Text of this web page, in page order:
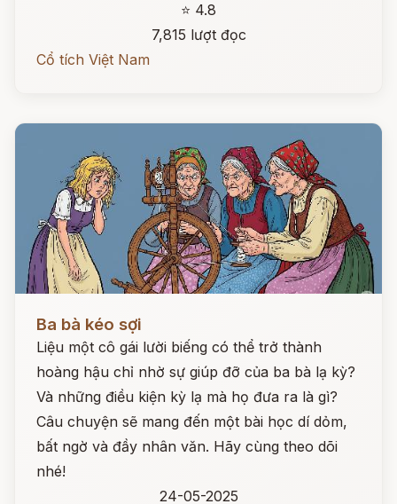
⭐ 4.8
7,815 lượt đọc
Cổ tích Việt Nam
Ba bà kéo sợi
Liệu một cô gái lười biếng có thể trở thành
hoàng hậu chỉ nhờ sự giúp đỡ của ba bà lạ kỳ?
Và những điều kiện kỳ lạ mà họ đưa ra là gì?
Câu chuyện sẽ mang đến một bài học dí dỏm,
bất ngờ và đầy nhân văn. Hãy cùng theo dõi
nhé!
24-05-2025